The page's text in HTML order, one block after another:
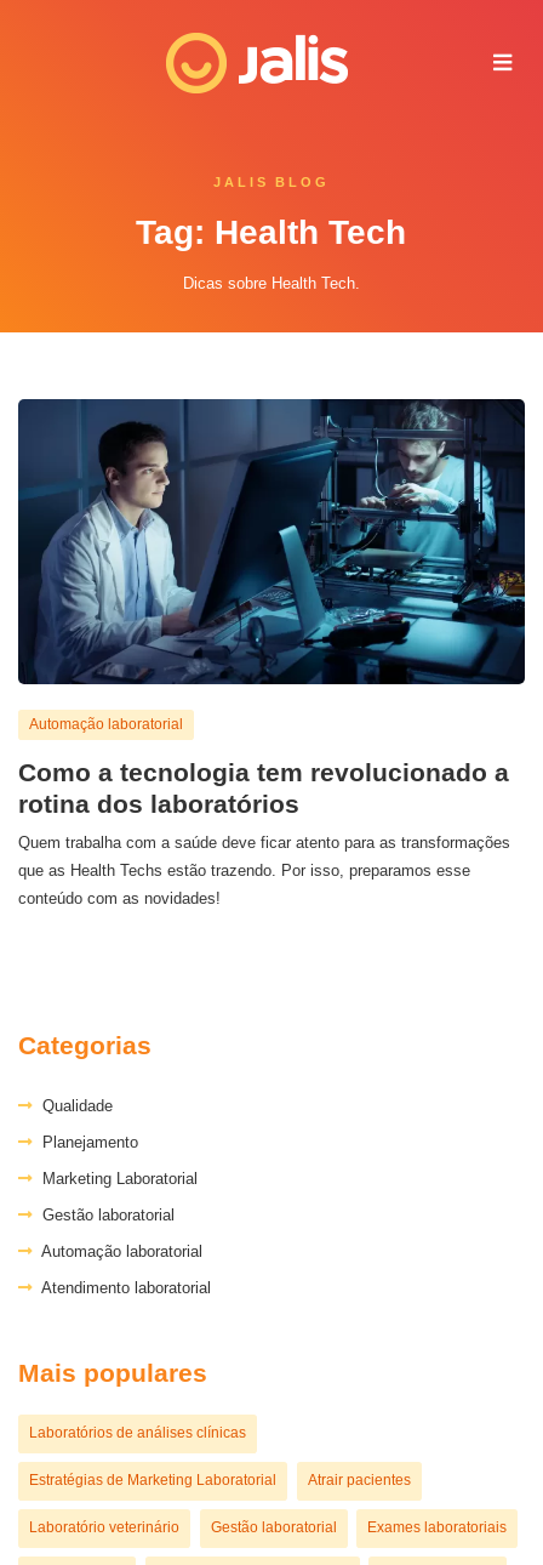
JALIS BLOG
Tag: Health Tech
Dicas sobre Health Tech.
Automação laboratorial
Como a tecnologia tem revolucionado a
rotina dos laboratórios
Quem trabalha com a saúde deve ficar atento para as transformações
que as Health Techs estão trazendo. Por isso, preparamos esse
conteúdo com as novidades!
Categorias
Qualidade
Planejamento
Marketing Laboratorial
Gestão laboratorial
Automação laboratorial
Atendimento laboratorial
Mais populares
Laboratórios de análises clínicas
Estratégias de Marketing Laboratorial Atrair pacientes
Laboratório veterinário Gestão laboratorial Exames laboratoriais
Juliana - Jalis